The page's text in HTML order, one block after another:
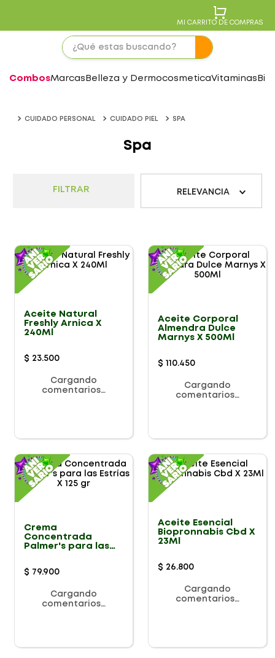
MI CARRITO DE COMPRAS
CombosMarcas Belleza y DermocosmeticaVitaminas
CUIDADO PERSONAL CUIDADO PIEL SPA
Spa
FILTRAR RELEVANCIA
Aceite Natural
Freshly Arnica X
240Ml
$ 23.500
Cargando
comentarios…
Aceite Corporal
Almendra Dulce
Marnys X 500Ml
$ 110.450
Cargando
comentarios…
Crema
Concentrada
Palmer's para las
$ 79.900
Cargando
comentarios…
Aceite Esencial
Biopronnabis Cbd X
23Ml
$ 26.800
Cargando
comentarios…